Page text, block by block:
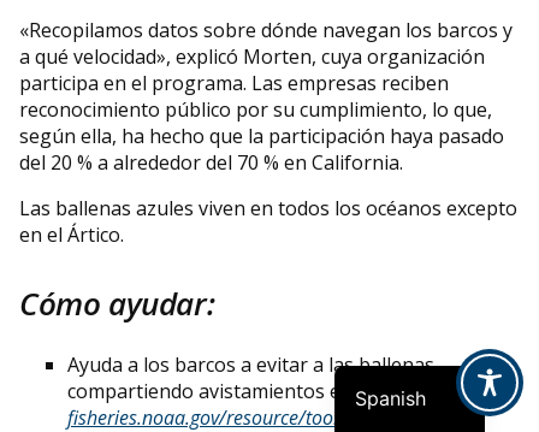
«Recopilamos datos sobre dónde navegan los barcos y
a qué velocidad», explicó Morten, cuya organización
participa en el programa. Las empresas reciben
reconocimiento público por su cumplimiento, lo que,
según ella, ha hecho que la participación haya pasado
del 20 % a alrededor del 70 % en California.
Las ballenas azules viven en todos los océanos excepto
en el Ártico.
Cómo ayudar:
Ayuda a los barcos a evitar a las ballenas
compartiendo avistamientos en tiempo real en
fisheries.noaa.gov/resource/tool-app/whale-alert.
Spanish
English